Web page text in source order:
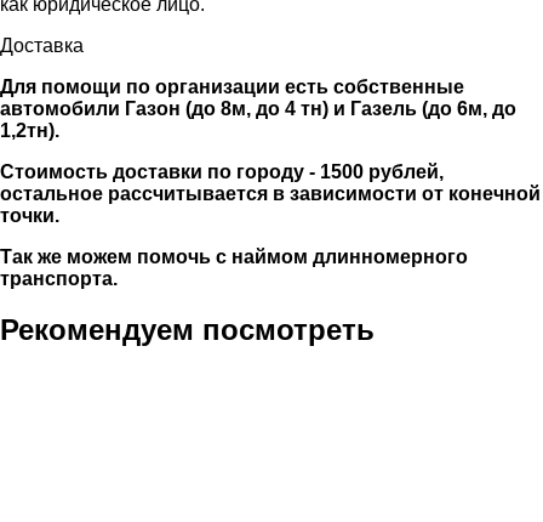
Доставка
Для помощи по организации есть собственные
автомобили Газон (до 8м, до 4 тн) и Газель (до 6м, до
1,2тн).
Стоимость доставки по городу - 1500 рублей,
остальное рассчитывается в зависимости от конечной
точки.
Так же можем помочь с наймом длинномерного
транспорта.
Рекомендуем посмотреть